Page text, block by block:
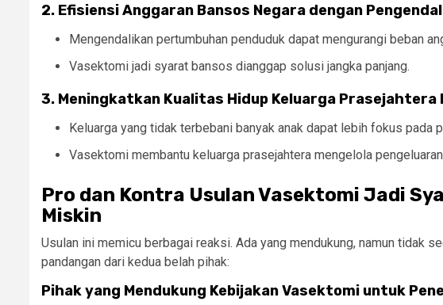
2. Efisiensi Anggaran Bansos Negara dengan
Mengendalikan pertumbuhan penduduk dapat mengurangi beban
Vasektomi jadi syarat bansos dianggap solusi jangka panjang.
3. Meningkatkan Kualitas Hidup Keluarga
Keluarga yang tidak terbebani banyak anak dapat lebih fokus pada
Vasektomi membantu keluarga prasejahtera mengelola
Pro dan Kontra Usulan Vasektomi Jadi
Miskin
Usulan ini memicu berbagai reaksi. Ada yang mendukung, namun tidak
pandangan dari kedua belah pihak:
Pihak yang Mendukung Kebijakan Vasektomi untuk